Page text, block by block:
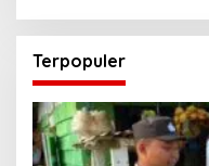
Terpopuler